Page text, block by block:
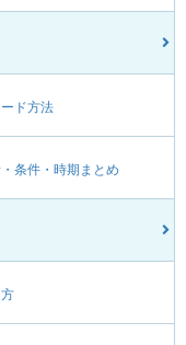
ド方法
条件・時期まとめ